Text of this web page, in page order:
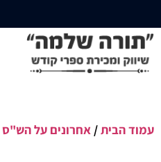
עמוד הבית/ אחרונים על הש"ס